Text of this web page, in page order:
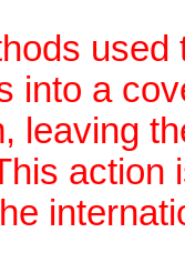
into a
leaving